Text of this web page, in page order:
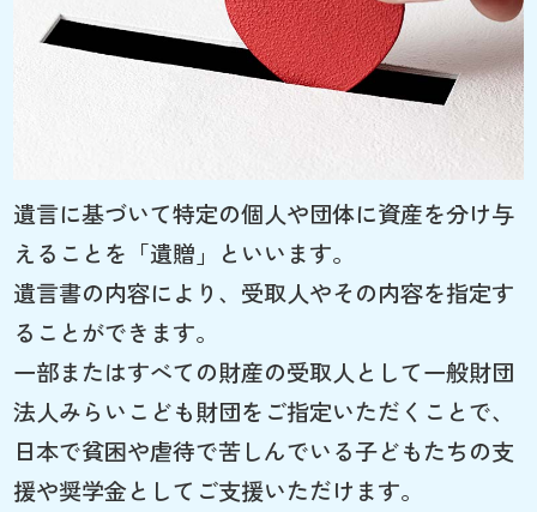
遺言に基づいて特定の個人や団体に資産を分け与
えることを「遺贈」といいます。
遺言書の内容により、受取人やその内容を指定す
ることができます。
一部またはすべての財産の受取人として一般財団
法人みらいこども財団をご指定いただくことで、
日本で貧困や虐待で苦しんでいる子どもたちの支
援や奨学金としてご支援いただけます。